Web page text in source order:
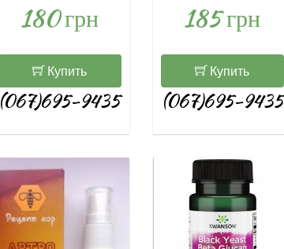
180 грн
Купить
(067)695-9435
185 грн
Купить
(067)695-9435